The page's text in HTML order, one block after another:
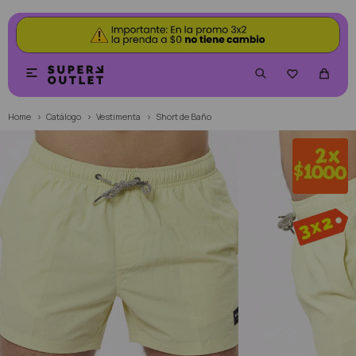


Home Catálogo Vestimenta Short de Baño